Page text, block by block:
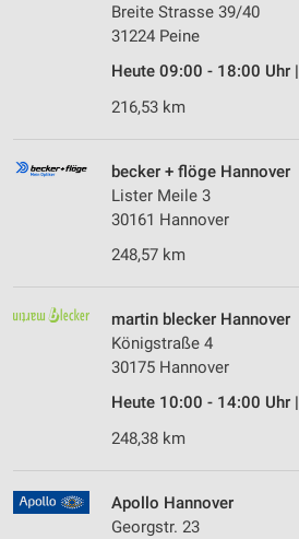
Breite Strasse 39/40
31224 Peine
Heute 09:00 - 18:00 Uhr |
216,53 km
becker + flöge Hannover
Lister Meile 3
30161 Hannover
248,57 km
martin blecker Hannover
Königstraße 4
30175 Hannover
Heute 10:00 - 14:00 Uhr |
248,38 km
Apollo Hannover
Georgstr. 23